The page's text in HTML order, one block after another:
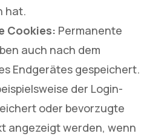
hat.
Cookies: Permanente
auch nach dem
Endgerätes gespeichert.
der Login-
oder bevorzugte
angezeigt werden, wenn